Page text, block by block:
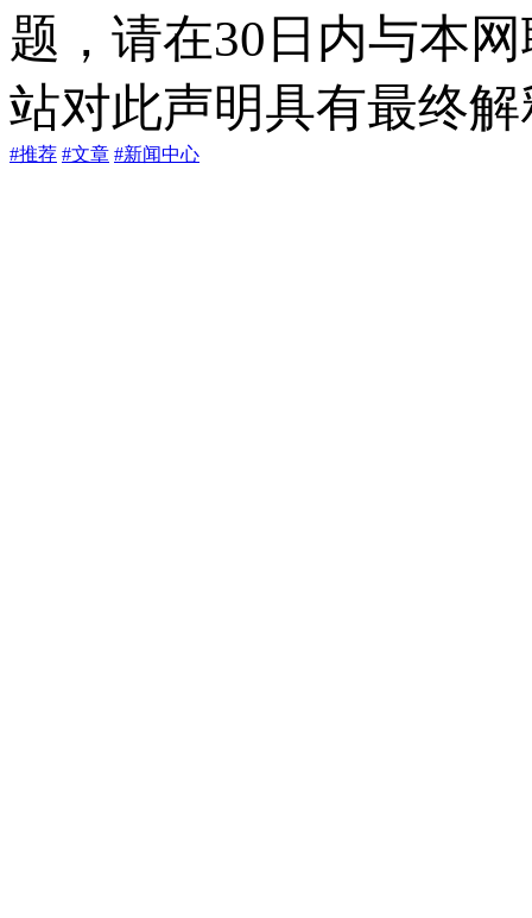
题，请在30日内与本
站对此声明具有最终
#推荐 #文章 #新闻中心